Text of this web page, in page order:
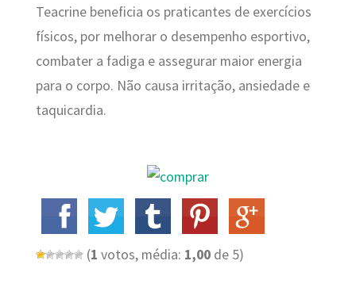
Teacrine beneficia os praticantes de exercícios
físicos, por melhorar o desempenho esportivo,
combater a fadiga e assegurar maior energia
para o corpo. Não causa irritação, ansiedade e
taquicardia.
(1 votos, média: 1,00de 5)